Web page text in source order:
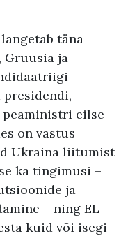
täna
Gruusia ja
presidendi,
peaministri eilse
on vastus
Ukraina liitumist
ka tingimusi –
ja
– ning EL-
kuid või isegi